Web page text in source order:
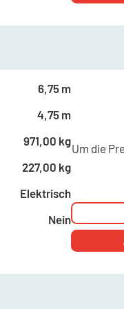
6,75 m
4,75 m
971,00 kg
227,00 kg
Elektrisch
Nein
Um die